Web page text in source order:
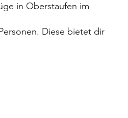
in Oberstaufen im
Diese bietet dir